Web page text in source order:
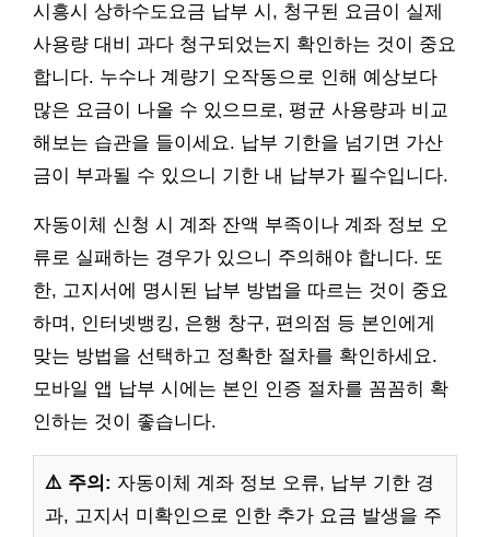
시흥시 상하수도요금 납부 시, 청구된 요금이 실제
사용량 대비 과다 청구되었는지 확인하는 것이 중요
합니다. 누수나 계량기 오작동으로 인해 예상보다
많은 요금이 나올 수 있으므로, 평균 사용량과 비교
해보는 습관을 들이세요. 납부 기한을 넘기면 가산
금이 부과될 수 있으니 기한 내 납부가 필수입니다.
자동이체 신청 시 계좌 잔액 부족이나 계좌 정보 오
류로 실패하는 경우가 있으니 주의해야 합니다. 또
한, 고지서에 명시된 납부 방법을 따르는 것이 중요
하며, 인터넷뱅킹, 은행 창구, 편의점 등 본인에게
맞는 방법을 선택하고 정확한 절차를 확인하세요.
모바일 앱 납부 시에는 본인 인증 절차를 꼼꼼히 확
인하는 것이 좋습니다.
⚠️ 주의: 자동이체 계좌 정보 오류, 납부 기한 경
과, 고지서 미확인으로 인한 추가 요금 발생을 주